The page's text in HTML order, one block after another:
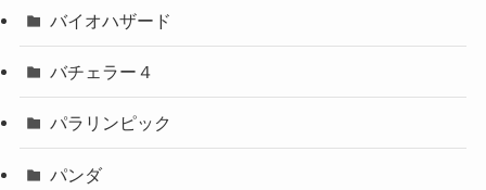
バイオハザード
バチェラー４
パラリンピック
パンダ